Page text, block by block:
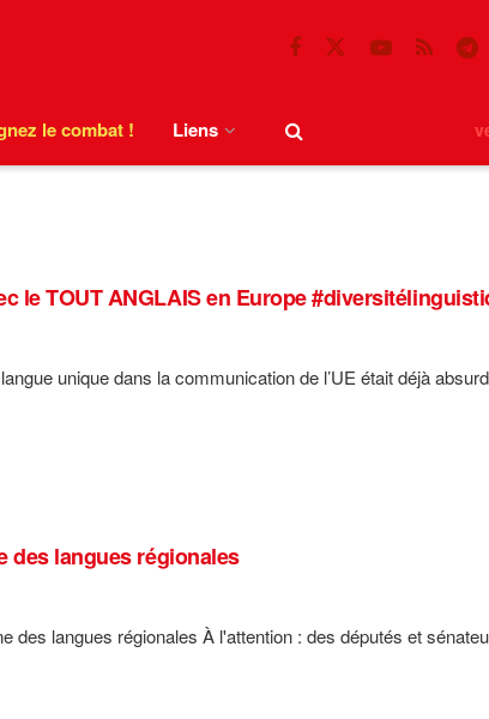
le combat ! Liens
le TOUT ANGLAIS en Europe
unique dans la communication de l’UE était déjà
des langues régionales
des langues régionales À l'attention : des députés et